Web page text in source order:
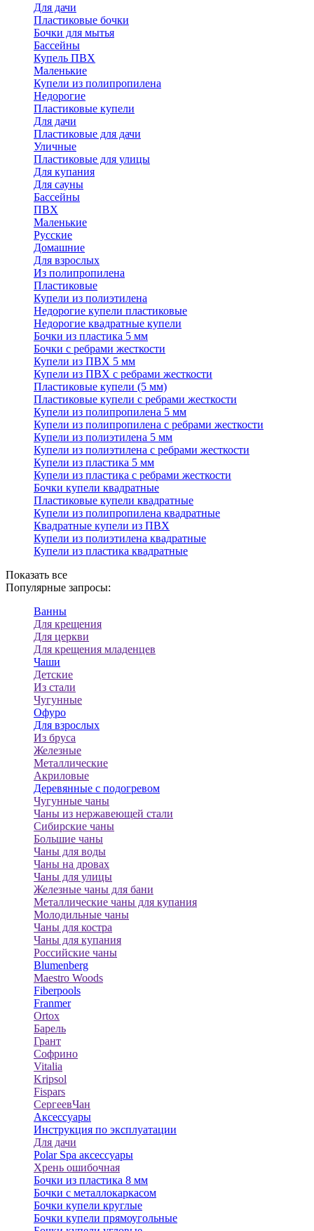
Для дачи
Пластиковые бочки
Бочки для мытья
Бассейны
Купель ПВХ
Маленькие
Купели из полипропилена
Недорогие
Пластиковые купели
Для дачи
Пластиковые для дачи
Уличные
Пластиковые для улицы
Для купания
Для сауны
Бассейны
ПВХ
Маленькие
Русские
Домашние
Для взрослых
Из полипропилена
Пластиковые
Купели из полиэтилена
Недорогие купели пластиковые
Недорогие квадратные купели
Бочки из пластика 5 мм
Бочки с ребрами жесткости
Купели из ПВХ 5 мм
Купели из ПВХ с ребрами жесткости
Пластиковые купели (5 мм)
Пластиковые купели с ребрами жесткости
Купели из полипропилена 5 мм
Купели из полипропилена с ребрами жесткости
Купели из полиэтилена 5 мм
Купели из полиэтилена с ребрами жесткости
Купели из пластика 5 мм
Купели из пластика с ребрами жесткости
Бочки купели квадратные
Пластиковые купели квадратные
Купели из полипропилена квадратные
Квадратные купели из ПВХ
Купели из полиэтилена квадратные
Купели из пластика квадратные
Показать все
Популярные запросы:
Ванны
Для крещения
Для церкви
Для крещения младенцев
Чаши
Детские
Из стали
Чугунные
Офуро
Для взрослых
Из бруса
Железные
Металлические
Акриловые
Деревянные с подогревом
Чугунные чаны
Чаны из нержавеющей стали
Сибирские чаны
Большие чаны
Чаны для воды
Чаны на дровах
Чаны для улицы
Железные чаны для бани
Металлические чаны для купания
Молодильные чаны
Чаны для костра
Чаны для купания
Российские чаны
Blumenberg
Maestro Woods
Fiberpools
Franmer
Ortox
Барель
Грант
Софрино
Vitalia
Kripsol
Fispars
СергеевЧан
Аксессуары
Инструкция по эксплуатации
Для дачи
Polar Spa аксессуары
Хрень ошибочная
Бочки из пластика 8 мм
Бочки с металлокаркасом
Бочки купели круглые
Бочки купели прямоугольные